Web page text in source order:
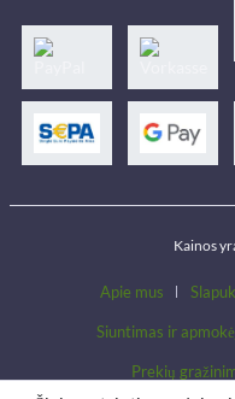
Kainos
Apie mus
Siuntimas ir
Prekių